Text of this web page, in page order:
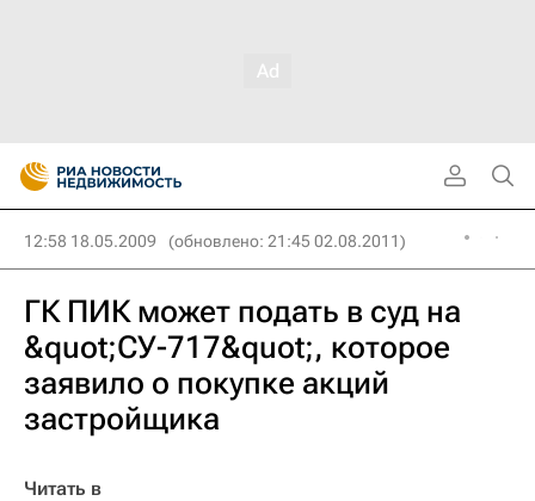
12:58 18.05.2009 (обновлено: 21:45 02.08.2011)
ГК ПИК может подать в суд на
&quot;СУ-717&quot;, которое
заявило о покупке акций
застройщика
Читать в